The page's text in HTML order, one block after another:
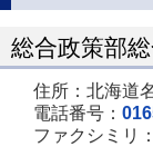
総合政策部
住所：北海道
電話番号：
ファクシミリ